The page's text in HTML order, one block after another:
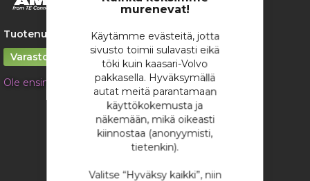
murenevat!
Käytämme evästeitä, jotta
sivusto toimii sulavasti eikä
töki kuin kaasari-Volvo
pakkasella. Hyväksymällä
autat meitä parantamaan
käyttökokemusta ja
näkemään, mikä oikeasti
kiinnostaa (anonyymisti,
tietenkin).
Valitse “Hyväksy kaikki”, niin
gallery
Tuotenumero:
2020
Varastossa
Ole ensimmäinen tuotteen arvostelija
/ kappale
4,81 €